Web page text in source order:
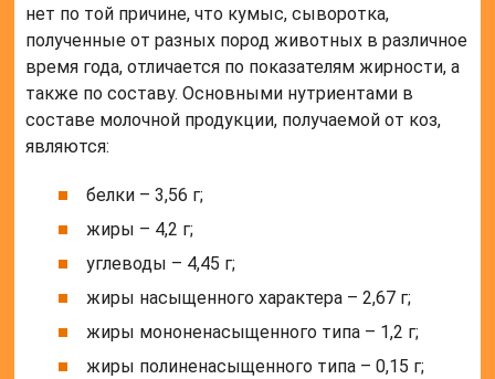
нет по той причине, что кумыс, сыворотка,
полученные от разных пород животных в различное
время года, отличается по показателям жирности, а
также по составу. Основными нутриентами в
составе молочной продукции, получаемой от коз,
являются:
белки – 3,56 г;
жиры – 4,2 г;
углеводы – 4,45 г;
жиры насыщенного характера – 2,67 г;
жиры мононенасыщенного типа – 1,2 г;
жиры полиненасыщенного типа – 0,15 г;